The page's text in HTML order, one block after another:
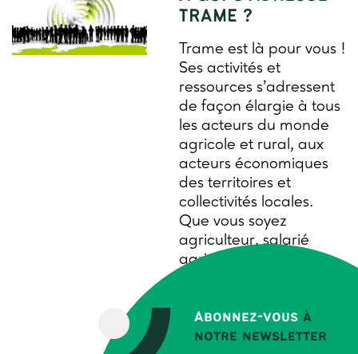
Abonnez-vous à
notre newsletter
TRAME ?
Trame est là pour vous !
Ses activités et
ressources s’adressent
de façon élargie à tous
les acteurs du monde
agricole et rural, aux
acteurs économiques
des territoires et
collectivités locales.
Que vous soyez
agriculteur, salarié
agricole, dirigeant,
DRH…. Nous sommes à
votre écoute.